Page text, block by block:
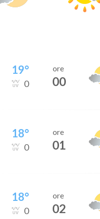
19°
0
ore
00
18°
0
ore
01
18°
0
ore
02